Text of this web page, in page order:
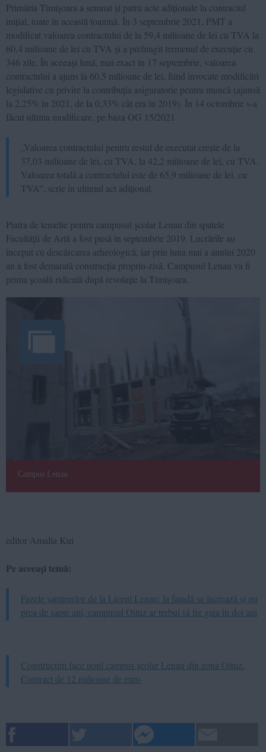
Primăria Timișoara a semnat și patru acte adiționale la contractul
inițial, toate în această toamnă. În 3 septembrie 2021, PMT a
modificat valoarea contractului de la 59,4 milioane de lei cu TVA la
60,4 milioane de lei cu TVA și a prelungit termenul de execuție cu
346 zile. În aceeași lună, mai exact în 17 septembrie, valoarea
contractului a ajuns la 60,5 milioane de lei, fiind invocate modificări
legislative cu privire la contribuția asiguratorie pentru muncă (ajunsă
la 2,25% în 2021, de la 0,33% cât era în 2019). În 14 octombrie s-a
făcut ultima modificare, pe baza OG 15/2021.
„Valoarea contractului pentru restul de executat crește de la
37,03 milioane de lei, cu TVA, la 42,2 milioane de lei, cu TVA.
Valoarea totală a contractului este de 65,9 milioane de lei, cu
TVA”, scrie în ultimul act adițional.
Piatra de temelie pentru campusul școlar Lenau din spatele
Facultății de Artă a fost pusă în septembrie 2019. Lucrările au
început cu descărcarea arheologică, iar prin luna mai a anului 2020
an a fost demarată construcția propriu-zisă. Campusul Lenau va fi
prima școală ridicată după revoluție la Timișoara.
Campus Lenau
editor Amalia Kui
Pe aceeași temă:
Fazele șantierelor de la Liceul Lenau: la fațadă se lucrează și nu
prea de șapte ani, campusul Oituz ar trebui să fie gata în doi ani
Constructim face noul campus școlar Lenau din zona Oituz.
Contract de 12 milioane de euro